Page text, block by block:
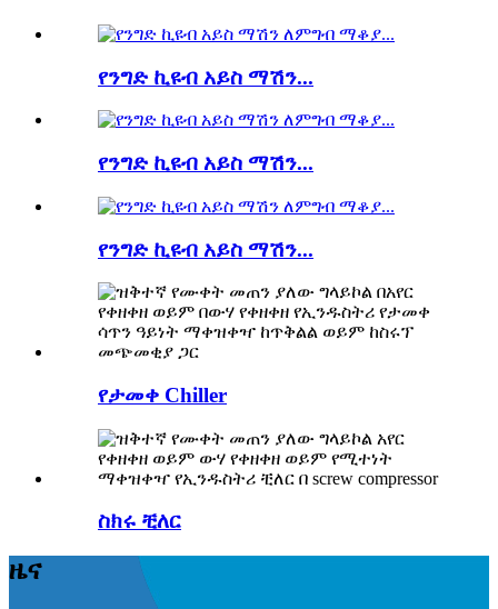
የንግድ ኪዩብ አይስ ማሽን...
የንግድ ኪዩብ አይስ ማሽን...
የንግድ ኪዩብ አይስ ማሽን...
የታመቀ Chiller
ስክሩ ቺለር
ዜና